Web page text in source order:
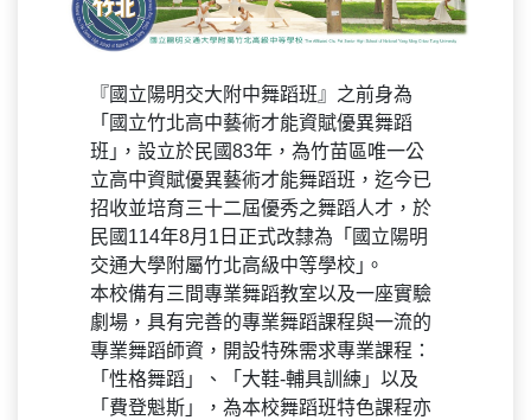
『國立陽明交大附中舞蹈班』之前身為
「國立竹北高中藝術才能資賦優異舞蹈
班｣，設立於民國83年，為竹苗區唯一公
立高中資賦優異藝術才能舞蹈班，迄今已
招收並培育三十二屆優秀之舞蹈人才，於
民國114年8月1日正式改隸為「國立陽明
交通大學附屬竹北高級中等學校｣。
本校備有三間專業舞蹈教室以及一座實驗
劇場，具有完善的專業舞蹈課程與一流的
專業舞蹈師資，開設特殊需求專業課程：
「性格舞蹈」、「大鞋-輔具訓練」以及
「費登魁斯」，為本校舞蹈班特色課程亦